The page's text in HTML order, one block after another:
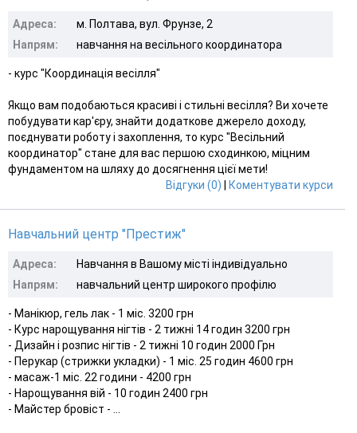
Адреса:
м. Полтава, вул. Фрунзе, 2
Напрям:
навчання на весільного координатора
- курс "Координація весілля"
Якщо вам подобаються красиві і стильні весілля? Ви хочете
побудувати кар'єру, знайти додаткове джерело доходу,
поєднувати роботу і захоплення, то курс "Весільний
координатор" стане для вас першою сходинкою, міцним
фундаментом на шляху до досягнення цієї мети!
Відгуки (0)
Коментувати курси
Навчальний центр "Престиж"
Адреса:
Навчання в Вашому місті індивідуально
Напрям:
навчальний центр широкого профілю
- Манікюр, гель лак - 1 міс. 3200 грн
- Курс нарощування нігтів - 2 тижні 14 годин 3200 грн
- Дизайн і розпис нігтів - 2 тижні 10 годин 2000 Грн
- Перукар (стрижки укладки) - 1 міс. 25 годин 4600 грн
- масаж-1 міс. 22 години - 4200 грн
- Нарощування вій - 10 годин 2400 грн
- Майстер бровіст - ...